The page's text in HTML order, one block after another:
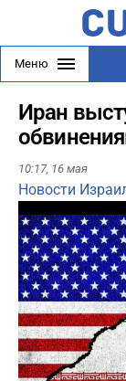
Меню
Иран
10:17, 16 мая
Новости